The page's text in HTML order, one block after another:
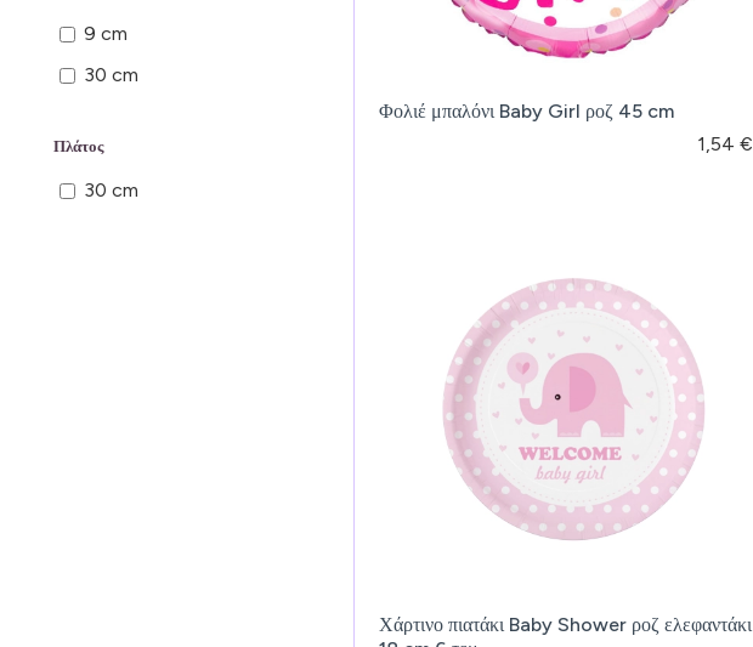
9 cm
30 cm
Πλάτος
30 cm
Φολιέ μπαλόνι Baby Girl ροζ 45 cm
1,54 €
Χάρτινο πιατάκι Baby Shower ροζ ελεφαντάκι